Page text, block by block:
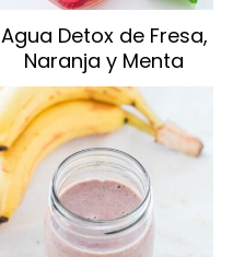
Agua Detox de Fresa,
Naranja y Menta